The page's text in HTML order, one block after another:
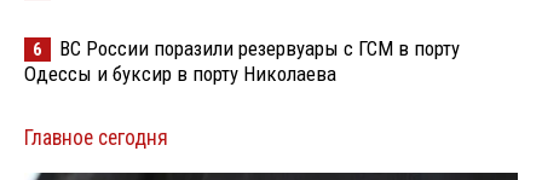
6
ВС России поразили резервуары с ГСМ в порту
Одессы и буксир в порту Николаева
Главное сегодня